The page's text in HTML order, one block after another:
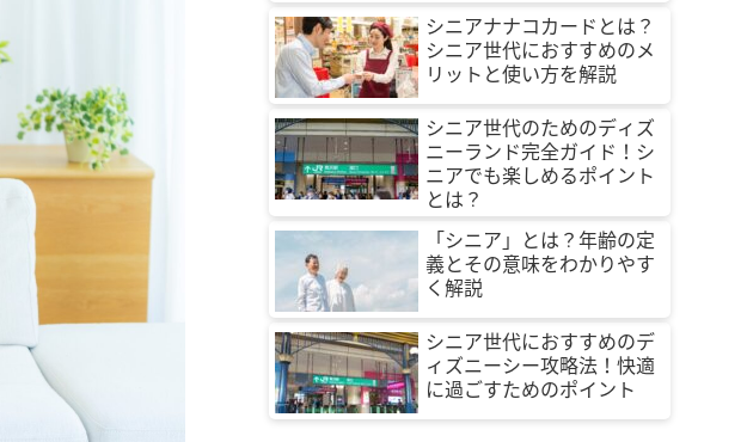
シニアナナコカードとは？
シニア世代におすすめのメ
リットと使い方を解説
シニア世代のためのディズ
ニーランド完全ガイド！シ
ニアでも楽しめるポイント
とは？
「シニア」とは？年齢の定
義とその意味をわかりやす
く解説
シニア世代におすすめのデ
ィズニーシー攻略法！快適
に過ごすためのポイント